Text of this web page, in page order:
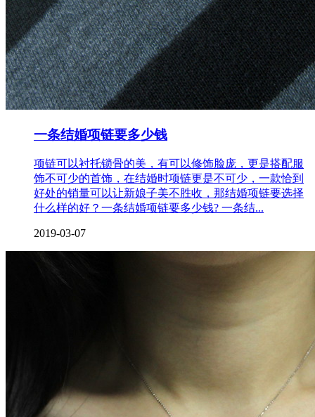
一条结婚项链要多少钱
项链可以衬托锁骨的美，有可以修饰脸庞，更是搭配服
饰不可少的首饰，在结婚时项链更是不可少，一款恰到
好处的销量可以让新娘子美不胜收，那结婚项链要选择
什么样的好？一条结婚项链要多少钱? 一条结...
2019-03-07